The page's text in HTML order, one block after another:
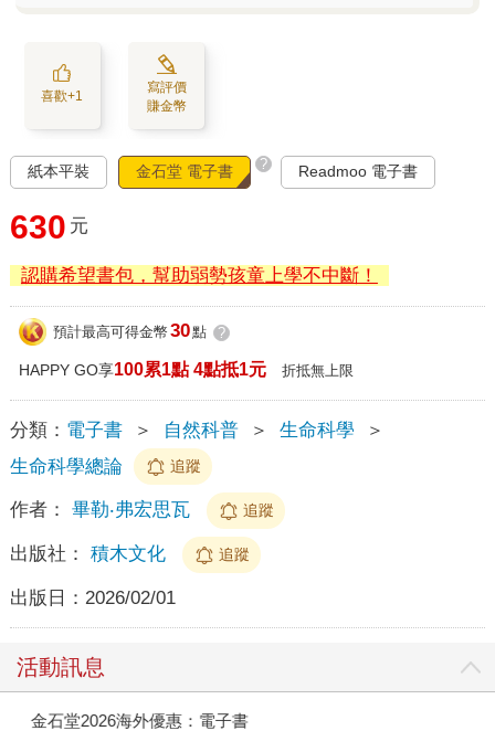
喜歡+1
寫評價
賺金幣
紙本平裝 金石堂 電子書 ? Readmoo 電子書
630 元
認購希望書包，幫助弱勢孩童上學不中斷！
預計最高可得金幣 30點 ?
HAPPY GO享100累1點 4點抵1元 折抵無上限
分類： 電子書 ＞ 自然科普 ＞ 生命科學
＞
生命科學總論
追蹤
作者： 畢勒‧弗宏思瓦 追蹤
出版社： 積木文化 追蹤
出版日： 2026/02/01
活動訊息
金石堂2026海外優惠：電子書